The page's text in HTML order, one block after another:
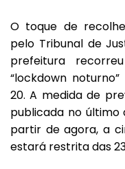
O toque de
pelo Tribunal de
prefeitura
“lockdown
20. A medida de
publicada no
partir de agora, a
estará restrita das